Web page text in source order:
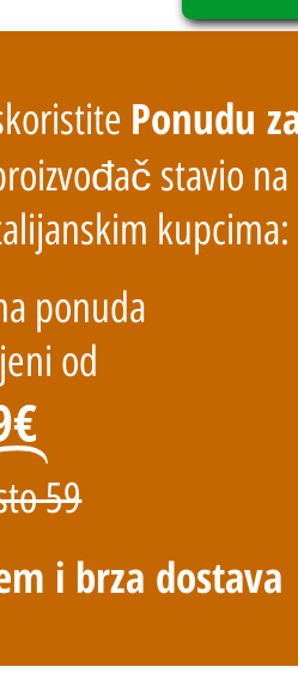
Ponudu
stavio na
kupcima:
ponuda
od
59
i brza dostava